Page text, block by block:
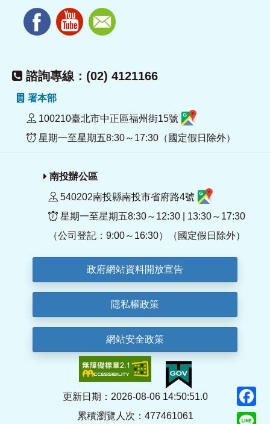
諮詢專線：(02) 4121166
署本部
100210臺北市中正區福州街15號
星期一至星期五8:30～17:30（國定假日除外）
南投辦公區
540202南投縣南投市省府路4號
星期一至星期五8:30～12:30 | 13:30～17:30
（公司登記：9:00～16:30）（國定假日除外）
政府網站資料開放宣告
隱私權政策
網站安全政策
更新日期：2026-08-06 14:50:51.0
累積瀏覽人次：477461061